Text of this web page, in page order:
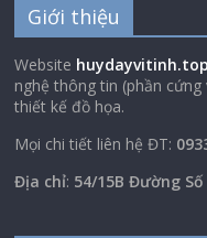
Giới thiệu
Website huydayvitinh.top
nghệ thông tin (phần
thiết kế đồ họa.
Mọi chi tiết liên hệ ĐT:
Địa chỉ: 54/15B Đường